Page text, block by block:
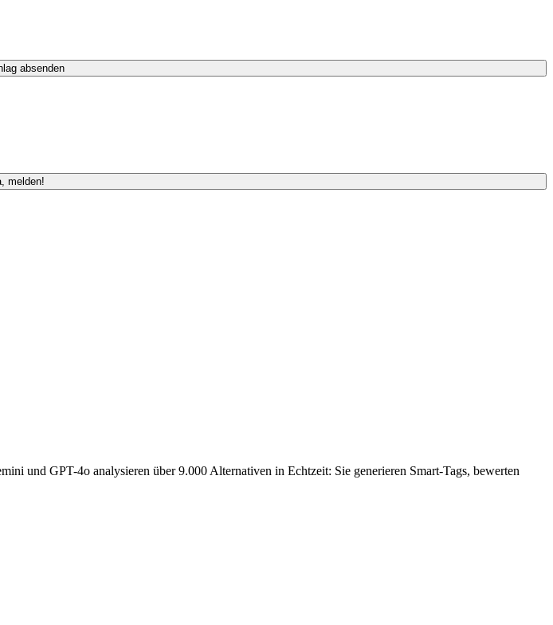
absenden
melden!
und GPT-4o analysieren über 9.000 Alternativen in Echtzeit: Sie generieren Smart-Tags, bewerten